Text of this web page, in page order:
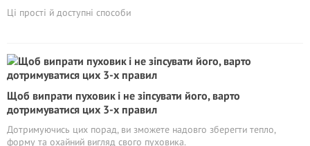
Ці прості й доступні способи
Щоб випрати пуховик і не зіпсувати його, варто
дотримуватися цих 3-х правил
Дотримуючись цих порад, ви зможете надовго зберегти тепло,
форму та охайний вигляд свого пуховика.